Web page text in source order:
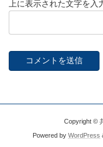
上に表示された文字を入
Copyright ©
Powered by WordPress